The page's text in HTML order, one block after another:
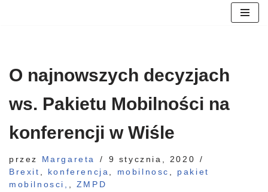
O najnowszych decyzjach
ws. Pakietu Mobilności na
konferencji w Wiśle
przez Margareta
9 stycznia, 2020
Brexit , konferencja , mobilnosc , pakiet
mobilnosci, , ZMPD